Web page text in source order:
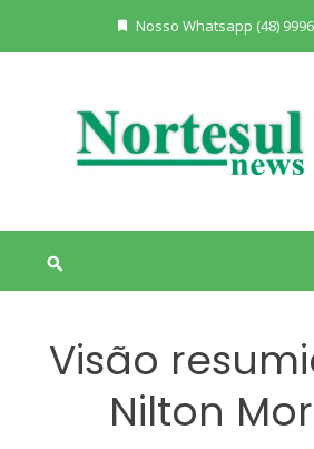
Nosso Whatsapp (48)
Visão
Nilton